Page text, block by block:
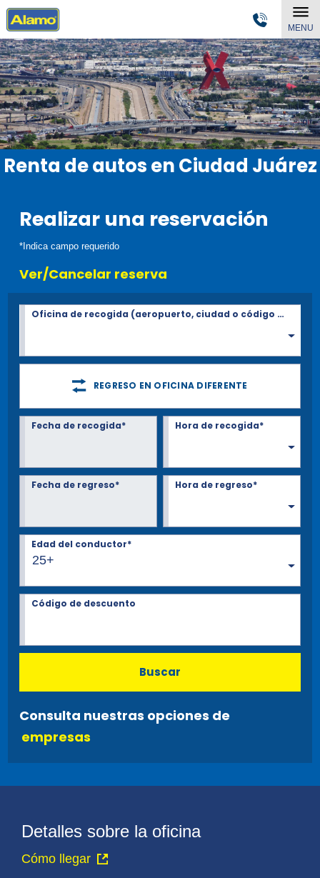
MENU
Renta de autos en Ciudad Juárez
Realizar una reservación
*Indica campo requerido
Ver/Cancelar reserva
Oficina de recogida (aeropuerto, ciudad o código Postal)*
REGRESO EN OFICINA DIFERENTE
Fecha de recogida* Hora de recogida*
Fecha de regreso* Hora de regreso*
25+
Edad del conductor*
Código de descuento
Buscar
Consulta nuestras opciones de
empresas
Detalles sobre la oficina
Cómo llegar